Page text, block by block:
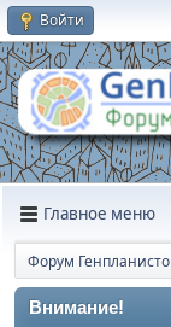
Войти
Главное меню
Форум
Внимание!